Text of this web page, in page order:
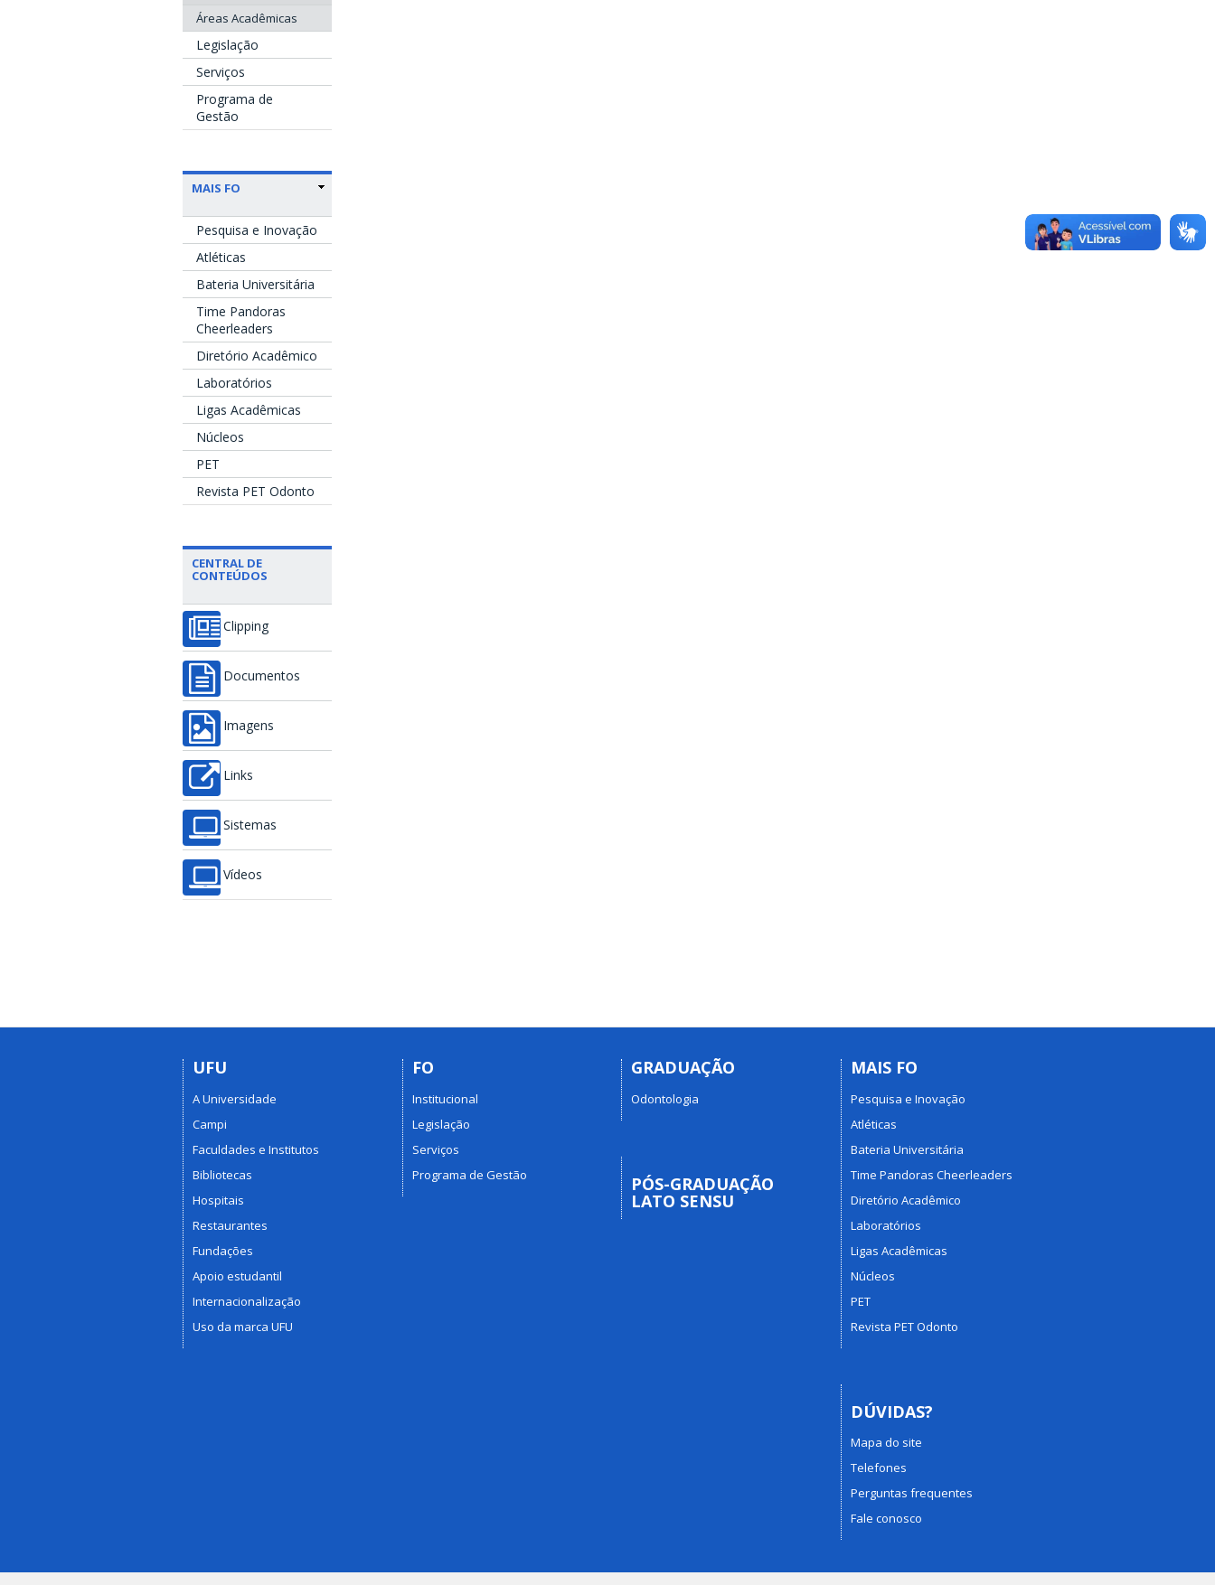
Áreas Acadêmicas
Legislação
Serviços
Programa de
Gestão
MAIS FO
Pesquisa e Inovação
Atléticas
Bateria Universitária
Time Pandoras
Cheerleaders
Diretório Acadêmico
Laboratórios
Ligas Acadêmicas
Núcleos
PET
Revista PET Odonto
CENTRAL DE
CONTEÚDOS
Clipping
Documentos
Imagens
Links
Sistemas
Vídeos
UFU
A Universidade
Campi
Faculdades e Institutos
Bibliotecas
Hospitais
Restaurantes
Fundações
Apoio estudantil
Internacionalização
Uso da marca UFU
FO
Institucional
Legislação
Serviços
Programa de Gestão
GRADUAÇÃO
Odontologia
PÓS-GRADUAÇÃO
LATO SENSU
MAIS FO
Pesquisa e Inovação
Atléticas
Bateria Universitária
Time Pandoras Cheerleaders
Diretório Acadêmico
Laboratórios
Ligas Acadêmicas
Núcleos
PET
Revista PET Odonto
DÚVIDAS?
Mapa do site
Telefones
Perguntas frequentes
Fale conosco